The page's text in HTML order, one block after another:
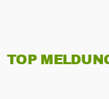
TOP